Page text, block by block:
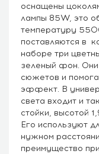
оснащены
лампы 85W, это
температуру
поставляются в
наборе три
зеленый фон.
сюжетов и
эффект. В
света входит и
стойки, высотой
Его используют
нужном
преимущество